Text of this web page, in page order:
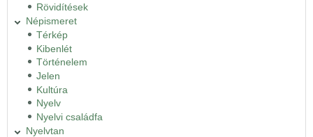
Rövidítések
Népismeret
Térkép
Kibenlét
Történelem
Jelen
Kultúra
Nyelv
Nyelvi családfa
Nyelvtan